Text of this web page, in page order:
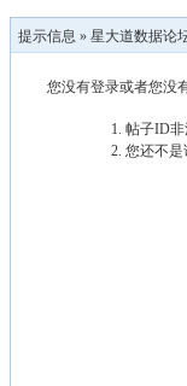
提示信息 » 星大道数据论
您没有登录或者您没
帖子ID非
您还不是